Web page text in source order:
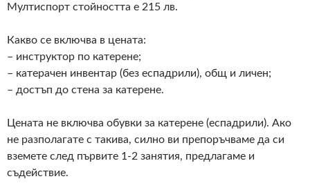
Мултиспорт стойността е 215 лв.
Какво се включва в цената:
– инструктор по катерене;
– катерачен инвентар (без еспадрили), общ и личен;
– достъп до стена за катерене.
Цената не включва обувки за катерене (еспадрили). Ако
не разполагате с такива, силно ви препоръчваме да си
вземете след първите 1-2 занятия, предлагаме и
съдействие.